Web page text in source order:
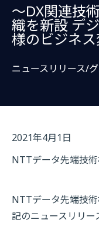
～DX関連技
織を新設 デ
様のビジネ
ニュースリリース/
2021年4月1日
NTTデータ先端技
NTTデータ先端技
記のニュースリリー